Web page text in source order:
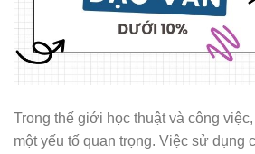
Trong thế giới học thuật và công
một yếu tố quan trọng. Việc sử dụng